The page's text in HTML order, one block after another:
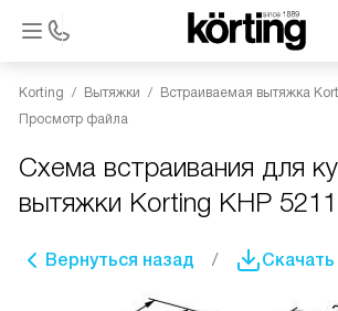
Korting Вытяжки
Встраиваемая вытяжка
Просмотр файла
Схема встраивания для
вытяжки Korting KHP
Вернуться назад